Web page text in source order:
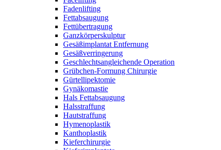
Fadenlifting
Fettabsaugung
Fettübertragung
Ganzkörperskulptur
Gesäßimplantat Entfernung
Gesäßverringerung
Geschlechtsangleichende Operation
Grübchen-Formung Chirurgie
Gürtellipektomie
Gynäkomastie
Hals Fettabsaugung
Halsstraffung
Hautstraffung
Hymenoplastik
Kanthoplastik
Kieferchirurgie